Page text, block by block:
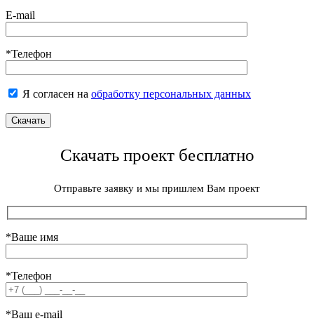
E-mail
*Телефон
Я согласен на обработку персональных данных
Скачать проект бесплатно
Отправьте заявку и мы пришлем Вам проект
*Ваше имя
*Телефон
*Ваш e-mail